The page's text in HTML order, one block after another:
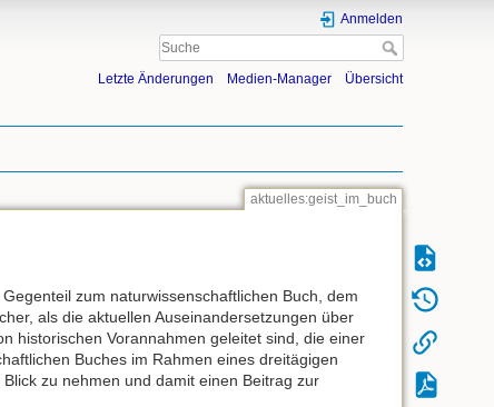
Anmelden
Letzte Änderungen Medien-Manager Übersicht
aktuelles:geist_im_buch
zum naturwissenschaftlichen Buch, dem
als die aktuellen Auseinandersetzungen über
historischen Vorannahmen geleitet sind, die einer
Buches im Rahmen eines dreitägigen
zu nehmen und damit einen Beitrag zur